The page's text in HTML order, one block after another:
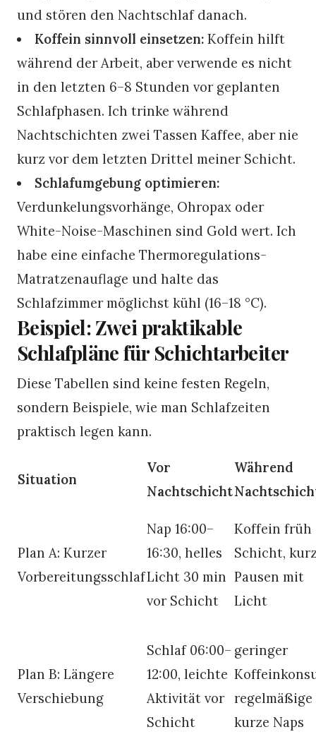
und stören den Nachtschlaf danach.
Koffein sinnvoll einsetzen: Koffein hilft
während der Arbeit, aber verwende es nicht
in den letzten 6–8 Stunden vor geplanten
Schlafphasen. Ich trinke während
Nachtschichten zwei Tassen Kaffee, aber nie
kurz vor dem letzten Drittel meiner Schicht.
Schlafumgebung optimieren:
Verdunkelungsvorhänge, Ohropax oder
White-Noise-Maschinen sind Gold wert. Ich
habe eine einfache Thermoregulations-
Matratzenauflage und halte das
Schlafzimmer möglichst kühl (16–18 °C).
Beispiel: Zwei praktikable
Schlafpläne für Schichtarbeiter
Diese Tabellen sind keine festen Regeln,
sondern Beispiele, wie man Schlafzeiten
praktisch legen kann.
Situation
Vor
Nachtschicht
Während
Plan A: Kurzer
Vorbereitungsschlaf
Nap 16:00–
16:30, helles
Licht 30 min
vor Schicht
Koffein früh
Schicht,
Pausen mit
Licht
Plan B: Längere
Verschiebung
Schlaf 06:00–
12:00, leichte
Aktivität vor
Schicht
geringer
regelmäßige
kurze Naps